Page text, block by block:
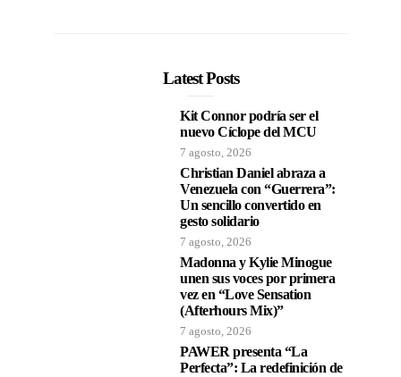
Latest Posts
Kit Connor podría ser el
nuevo Cíclope del MCU
7 agosto, 2026
Christian Daniel abraza a
Venezuela con “Guerrera”:
Un sencillo convertido en
gesto solidario
7 agosto, 2026
Madonna y Kylie Minogue
unen sus voces por primera
vez en “Love Sensation
(Afterhours Mix)”
7 agosto, 2026
PAWER presenta “La
Perfecta”: La redefinición de